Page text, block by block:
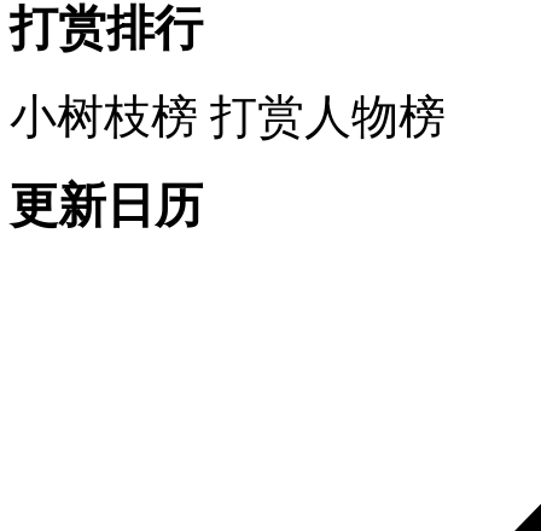
打赏排行
小树枝榜 打赏人物榜
更新日历